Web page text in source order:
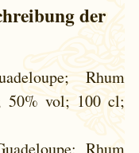
der
Rhum
50% vol; 100 cl;
Rhum